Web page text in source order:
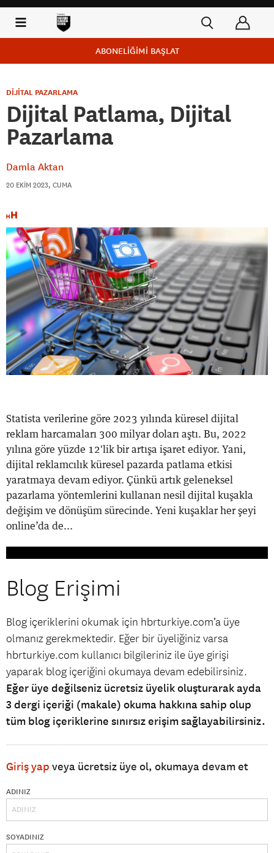
ABONELİĞİMİ BAŞLAT
DİJİTAL PAZARLAMA
Dijital Patlama, Dijital
Pazarlama
Damla Aktan
20 EKIM 2023, CUMA
Statista verilerine göre 2023 yılında küresel dijital
reklam harcamaları 300 milyar doları aştı. Bu, 2022
yılına göre yüzde 12'lik bir artışa işaret ediyor. Yani,
dijital reklamcılık küresel pazarda patlama etkisi
yaratmaya devam ediyor. Çünkü artık geleneksel
pazarlama yöntemlerini kullanan nesil dijital kuşakla
değişim ve dönüşüm sürecinde. Yeni kuşaklar her şeyi
online’da de...
Blog Erişimi
Blog içeriklerini okumak için hbrturkiye.com’a üye
olmanız gerekmektedir. Eğer bir üyeliğiniz varsa
hbrturkiye.com kullanıcı bilgileriniz ile üye girişi
yaparak blog içeriğini okumaya devam edebilirsiniz.
Eğer üye değilseniz ücretsiz üyelik oluşturarak ayda
3 dergi içeriği (makale) okuma hakkına sahip olup
tüm blog içeriklerine sınırsız erişim sağlayabilirsiniz.
Giriş yap veya ücretsiz üye ol, okumaya devam et
ADINIZ
SOYADINIZ